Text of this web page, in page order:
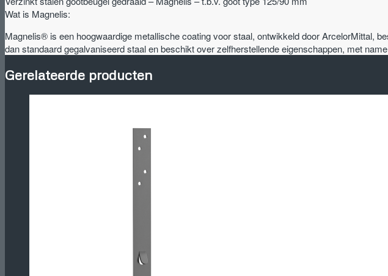
type
mm
aantal
Wat is Magnelis:
Magnelis® is een hoogwaardige metallische coating voor staal, ontwikkeld door ArcelorMittal,
dan standaard gegalvaniseerd staal en beschikt over zelfherstellende eigenschappen, met
Gerelateerde producten